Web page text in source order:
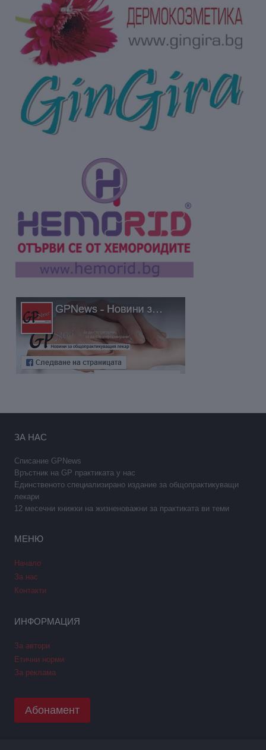
ЗА НАС
Списание GPNews
Връстник на GP практиката у нас
Единственото специализирано издание за общопрактикуващи
лекари
12 месечни книжки на жизненоважни за практиката ви теми
МЕНЮ
Начало
За нас
Контакти
ИНФОРМАЦИЯ
За автори
Етични норми
За реклама
Абонамент